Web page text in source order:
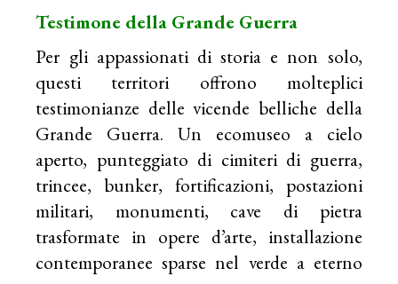
Testimone della Grande Guerra
Per gli appassionati di storia e non solo,
questi territori offrono molteplici
testimonianze delle vicende belliche della
Grande Guerra. Un ecomuseo a cielo
aperto, punteggiato di cimiteri di guerra,
trincee, bunker, fortificazioni, postazioni
militari, monumenti, cave di pietra
trasformate in opere d’arte, installazione
contemporanee sparse nel verde a eterno